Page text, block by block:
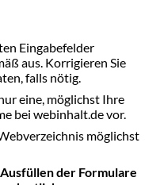
Eingabefelder
aus. Korrigieren Sie
falls nötig.
eine, möglichst Ihre
bei webinhalt.de vor.
möglichst
der Formulare